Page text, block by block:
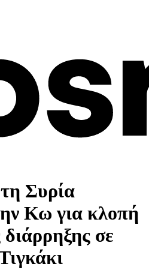
Συρία
Κω για κλοπή
σε